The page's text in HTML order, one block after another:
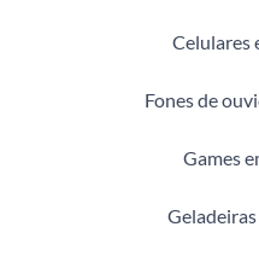
Celulares
Fones de
Games